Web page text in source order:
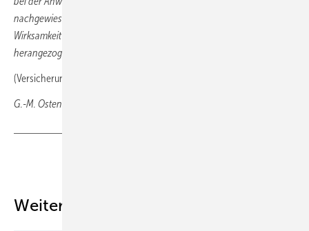
nachgewiesene diagnostische Aussagekraft bzw. therapeutische
Wirksamkeit die sogenannte „Binnenanerkennung“ als Standard
herangezogen wird!)
(Versicherungsrecht 73 (2022) 24, 417-418)
G.-M. Ostendorf, Wiesbaden
Weitere Inhalte